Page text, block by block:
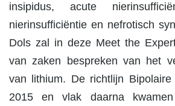
insipidus, acute
nierinsufficiëntie en nefrotisch
Dols zal in deze Meet the
van zaken bespreken van het
van lithium. De richtlijn
2015 en vlak daarna